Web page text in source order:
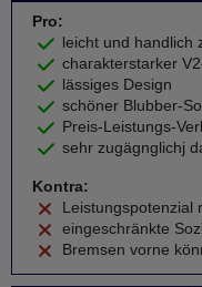
Pro:
leicht und handlich
charakterstarker
lässiges Design
schöner Blubber-
Preis-Leistungs-
sehr zugägnglichj
Kontra:
Leistungspotenzial
eingeschränkte
Bremsen vorne